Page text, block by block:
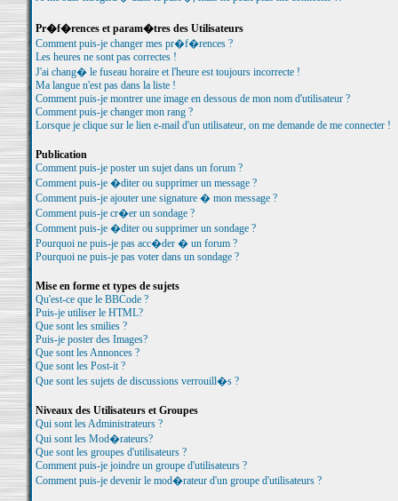
Pr�f�rences et param�tres des Utilisateurs
Comment puis-je changer mes pr�f�rences ?
Les heures ne sont pas correctes !
J'ai chang� le fuseau horaire et l'heure est toujours incorrecte !
Ma langue n'est pas dans la liste !
Comment puis-je montrer une image en dessous de mon nom d'utilisateur ?
Comment puis-je changer mon rang ?
Lorsque je clique sur le lien e-mail d'un utilisateur, on me demande de me connecter !
Publication
Comment puis-je poster un sujet dans un forum ?
Comment puis-je �diter ou supprimer un message ?
Comment puis-je ajouter une signature � mon message ?
Comment puis-je cr�er un sondage ?
Comment puis-je �diter ou supprimer un sondage ?
Pourquoi ne puis-je pas acc�der � un forum ?
Pourquoi ne puis-je pas voter dans un sondage ?
Mise en forme et types de sujets
Qu'est-ce que le BBCode ?
Puis-je utiliser le HTML?
Que sont les smilies ?
Puis-je poster des Images?
Que sont les Annonces ?
Que sont les Post-it ?
Que sont les sujets de discussions verrouill�s ?
Niveaux des Utilisateurs et Groupes
Qui sont les Administrateurs ?
Qui sont les Mod�rateurs?
Que sont les groupes d'utilisateurs ?
Comment puis-je joindre un groupe d'utilisateurs ?
Comment puis-je devenir le mod�rateur d'un groupe d'utilisateurs ?